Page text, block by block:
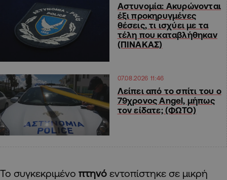
Αστυνομία: Ακυρώνονται
έξι προκηρυγμένες
θέσεις, τι ισχύει με τα
τέλη που καταβλήθηκαν
(ΠΙΝΑΚΑΣ)
07.08.2026 11:46
Λείπει από το σπίτι του ο
79χρονος Angel, μήπως
τον είδατε; (ΦΩΤΟ)
Το συγκεκριμένο πτηνό εντοπίστηκε σε μικρή